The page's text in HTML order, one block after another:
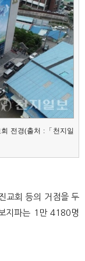
전경(출처 :「천지일
교회 등의 거점을 두
지파는 1만 4180명